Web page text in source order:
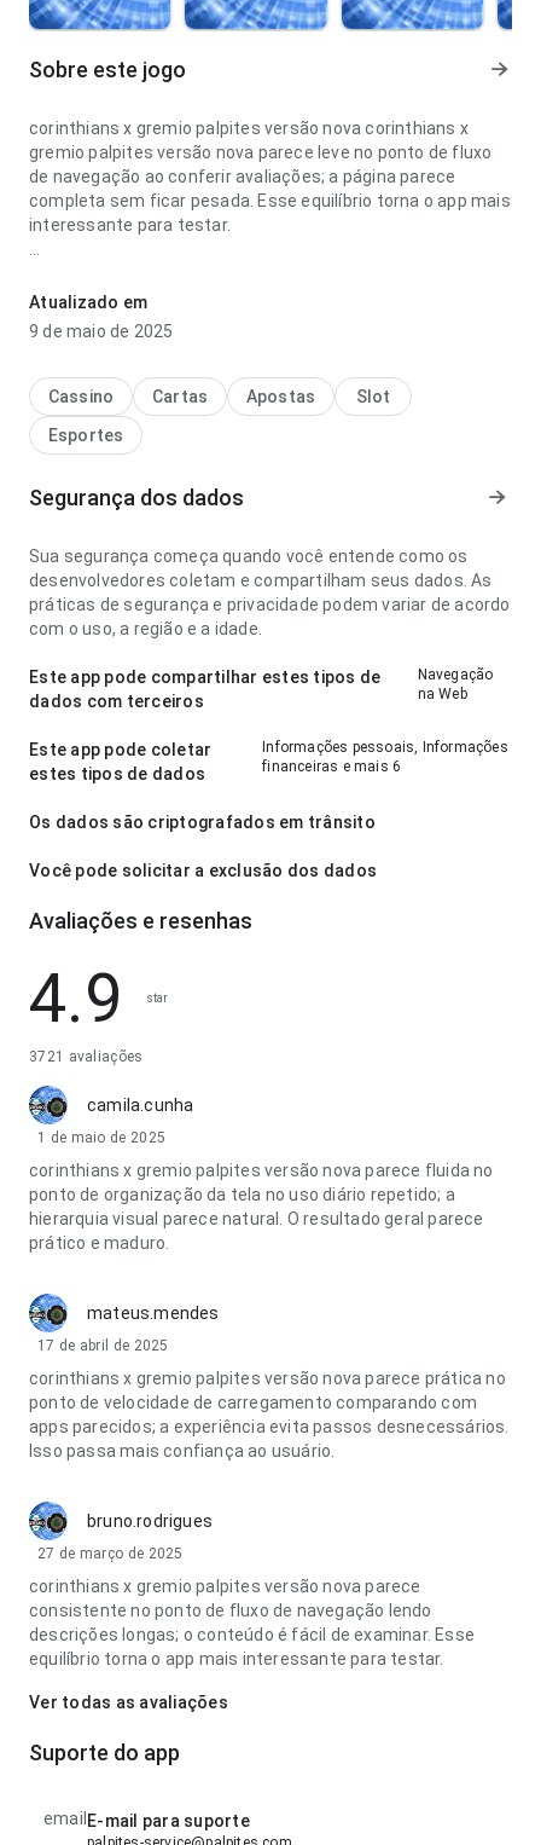
Sobre este jogo
corinthians x gremio palpites versão nova corinthians x
gremio palpites versão nova parece leve no ponto de fluxo
de navegação ao conferir avaliações; a página parece
completa sem ficar pesada. Esse equilíbrio torna o app mais
interessante para testar.
entender no ponto de velocidade de carregamento ao
navegar por várias seções; a página parece completa sem
Atualizado em
9 de maio de 2025
Cassino Cartas Apostas
Slot
Esportes
Segurança dos dados
Sua segurança começa quando você entende como os
desenvolvedores coletam e compartilham seus dados. As
práticas de segurança e privacidade podem variar de acordo
com o uso, a região e a idade.
Este app pode compartilhar estes tipos de
dados com terceiros
Navegação
na Web
Este app pode coletar
estes tipos de dados
Informações pessoais, Informações
financeiras e mais 6
Os dados são criptografados em trânsito
Você pode solicitar a exclusão dos dados
Avaliações e resenhas
4.9 star
3721 avaliações
camila.cunha
1 de maio de 2025
corinthians x gremio palpites versão nova parece fluida no
ponto de organização da tela no uso diário repetido; a
hierarquia visual parece natural. O resultado geral parece
prático e maduro.
mateus.mendes
17 de abril de 2025
corinthians x gremio palpites versão nova parece prática no
ponto de velocidade de carregamento comparando com
apps parecidos; a experiência evita passos desnecessários.
Isso passa mais confiança ao usuário.
bruno.rodrigues
27 de março de 2025
corinthians x gremio palpites versão nova parece
consistente no ponto de fluxo de navegação lendo
descrições longas; o conteúdo é fácil de examinar. Esse
equilíbrio torna o app mais interessante para testar.
Ver todas as avaliações
Suporte do app
email E-mail para suporte